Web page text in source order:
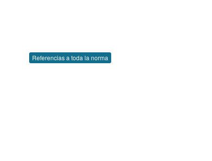
Referencias a toda la norma